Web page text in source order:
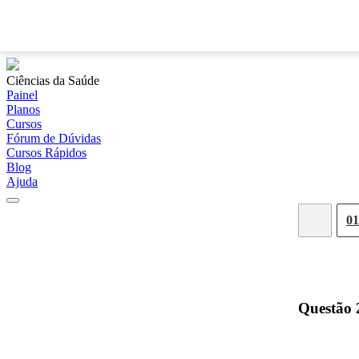
Ciências da Saúde
Painel
Planos
Cursos
Fórum de Dúvidas
Cursos Rápidos
Blog
Ajuda
01
Questão